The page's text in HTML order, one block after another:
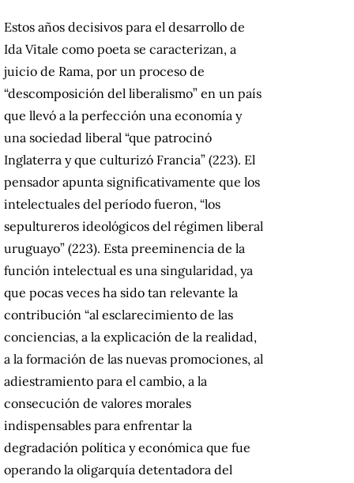
Estos años decisivos para el desarrollo de
Ida Vitale como poeta se caracterizan, a
juicio de Rama, por un proceso de
“descomposición del liberalismo” en un país
que llevó a la perfección una economía y
una sociedad liberal “que patrocinó
Inglaterra y que culturizó Francia” (223). El
pensador apunta significativamente que los
intelectuales del período fueron, “los
sepultureros ideológicos del régimen liberal
uruguayo” (223). Esta preeminencia de la
función intelectual es una singularidad, ya
que pocas veces ha sido tan relevante la
contribución “al esclarecimiento de las
conciencias, a la explicación de la realidad,
a la formación de las nuevas promociones, al
adiestramiento para el cambio, a la
consecución de valores morales
indispensables para enfrentar la
degradación política y económica que fue
operando la oligarquía detentadora del